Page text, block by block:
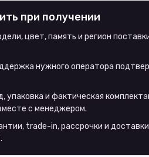
при получении
цвет, память и регион
нужного оператора
упаковка и фактическая
с менеджером.
trade-in, рассрочки и